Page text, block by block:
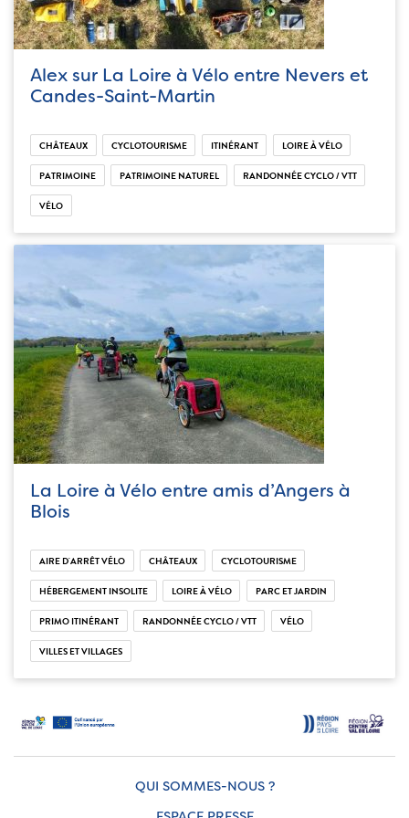
Alex sur La Loire à Vélo entre Nevers et
Candes-Saint-Martin
CHÂTEAUX CYCLOTOURISME ITINÉRANT LOIRE À VÉLO
PATRIMOINE PATRIMOINE NATUREL RANDONNÉE CYCLO / VTT
VÉLO
La Loire à Vélo entre amis d’Angers à
Blois
AIRE D'ARRÊT VÉLO CHÂTEAUX CYCLOTOURISME
HÉBERGEMENT INSOLITE LOIRE À VÉLO PARC ET JARDIN
PRIMO ITINÉRANT RANDONNÉE CYCLO / VTT VÉLO
VILLES ET VILLAGES
QUI SOMMES-NOUS ?